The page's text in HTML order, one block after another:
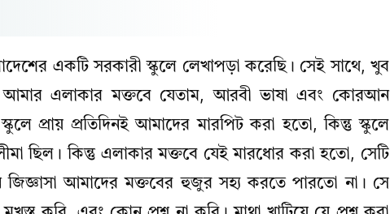
একটি সরকারী স্কুলে লেখাপড়া করেছি। সেই সাথে, খুব
এলাকার মক্তবে যেতাম, আরবী ভাষা এবং কোরআন
প্রায় প্রতিদিনই আমাদের মারপিট করা হতো, কিন্তু স্কুলে
ছিল। কিন্তু এলাকার মক্তবে যেই মারধোর করা হতো, সেটি
জিজ্ঞাসা আমাদের মক্তবের হুজুর সহ্য করতে পারতো না। সে